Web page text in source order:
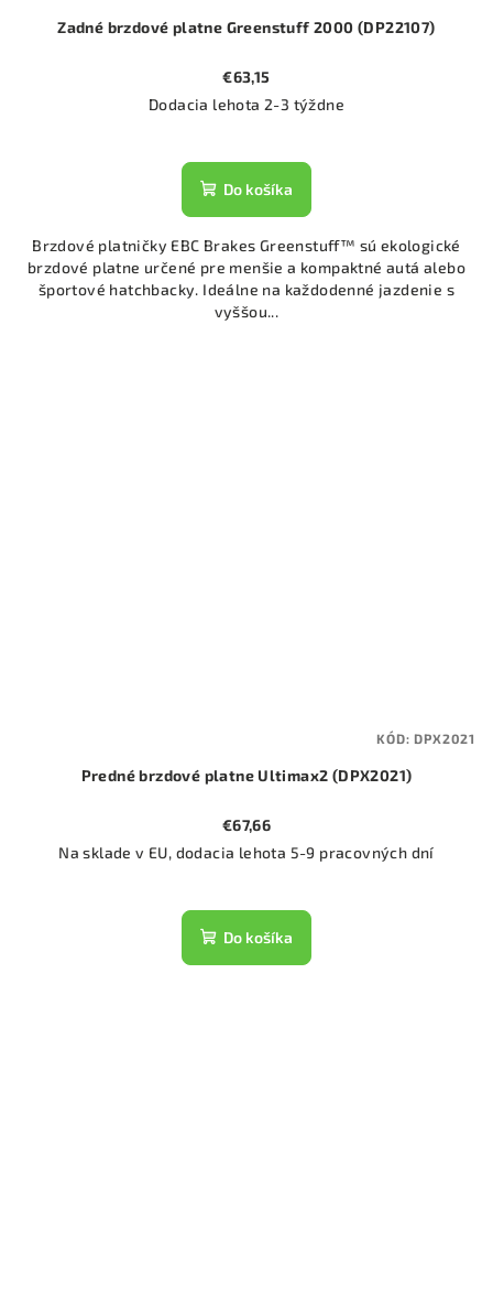
Zadné brzdové platne Greenstuff 2000 (DP22107)
€63,15
Dodacia lehota 2-3 týždne
Do košíka
Brzdové platničky EBC Brakes Greenstuff™ sú ekologické
brzdové platne určené pre menšie a kompaktné autá alebo
športové hatchbacky. Ideálne na každodenné jazdenie s
vyššou...
Predné brzdové platne Ultimax2 (DPX2021)
€67,66
Na sklade v EU, dodacia lehota 5-9 pracovných dní
Do košíka
KÓD:DPX2021